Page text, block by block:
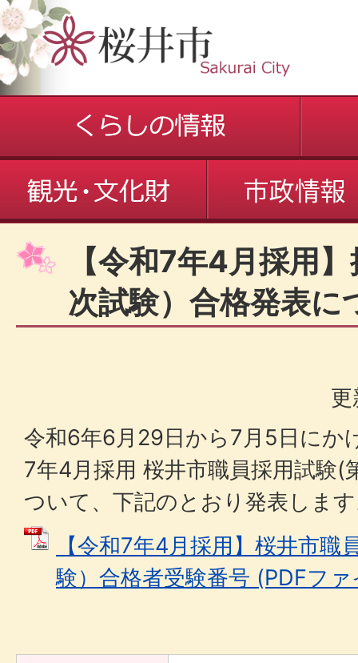
【令和7年4月採用
次試験）合格発表に
令和6年6月29日から7月5日にか
7年4月採用 桜井市職員採用試験(
ついて、下記のとおり発表しま
【令和7年4月採用】桜井市職
験）合格者受験番号 (PDFフ